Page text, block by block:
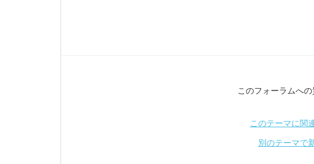
このフォーラムへ
このテーマに関
別のテーマで